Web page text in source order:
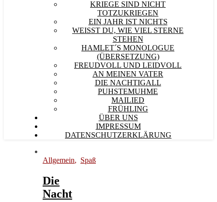
KRIEGE SIND NICHT
TOTZUKRIEGEN
EIN JAHR IST NICHTS
WEISST DU, WIE VIEL STERNE S
TEHEN
HAMLET´S MONOLOGUE
(ÜBERSETZUNG)
FREUDVOLL UND LEIDVOLL
AN MEINEN VATER
DIE NACHTIGALL
PUHSTEMUHME
MAILIED
FRÜHLING
ÜBER UNS
IMPRESSUM
DATENSCHUTZERKLÄRUNG
Allgemein, Spaß
Die
Nacht